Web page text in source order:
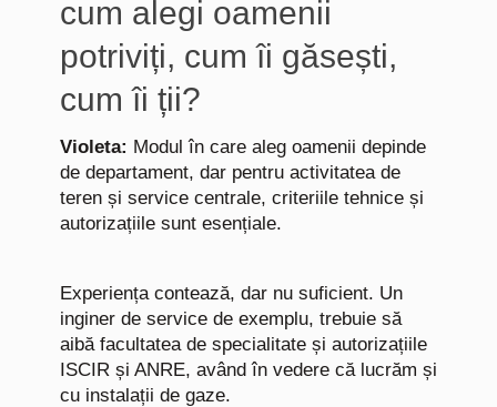
cum alegi oamenii
potriviți, cum îi găsești,
cum îi ții?
Violeta: Modul în care aleg oamenii depinde
de departament, dar pentru activitatea de
teren și service centrale, criteriile tehnice și
autorizațiile sunt esențiale.
Experiența contează, dar nu suficient. Un
inginer de service de exemplu, trebuie să
aibă facultatea de specialitate și autorizațiile
ISCIR și ANRE, având în vedere că lucrăm și
cu instalații de gaze.